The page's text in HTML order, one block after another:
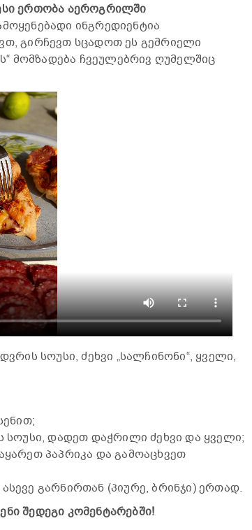
ერთობა აეროგრილში
ინგრედიენტია
გირჩევთ სცადოთ ეს გემრიელი
მომზადება ჩვეულებრივ ღუმელშიც
სოუსი, ძეხვი „სალჩინონი“, ყველი,
დადეთ დაჭრილი ძეხვი და ყველი;
პაპრიკა და გამოაცხვეთ
გარნირთან (პიურე, ბრინჯი) ერთად.
შედეგი კომენტარებში!